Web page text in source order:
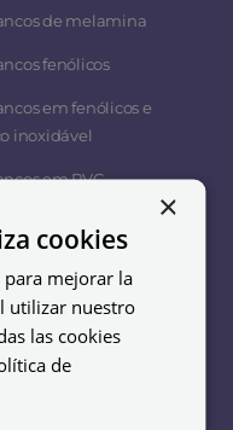
de melamina
fenólicos
em fenólicos e
inoxidável
em PVC
×
cookies
para mejorar la
utilizar nuestro
las cookies
de